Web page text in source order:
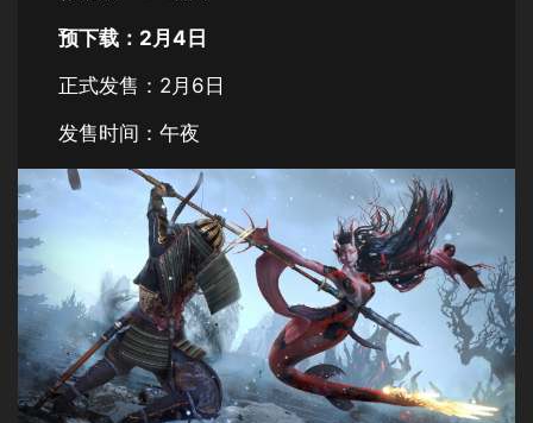
预下载：2月4日
正式发售：2月6日
发售时间：午夜